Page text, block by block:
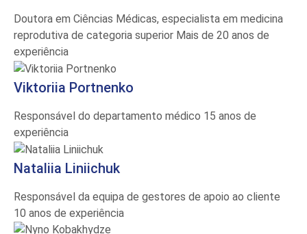
Doutora em Ciências Médicas, especialista em medicina
reprodutiva de categoria superior Mais de 20 anos de
experiência
Viktoriia Portnenko
Responsável do departamento médico 15 anos de
experiência
Nataliia Liniichuk
Responsável da equipa de gestores de apoio ao cliente
10 anos de experiência